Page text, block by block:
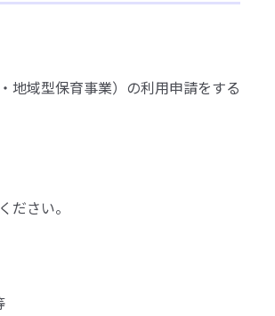
地域型保育事業）の利用申請をする
ださい。